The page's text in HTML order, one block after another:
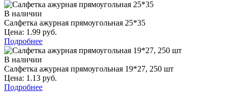
В наличии
Салфетка ажурная прямоугольная 25*35
Цена: 1.99 руб.
Подробнее
В наличии
Салфетка ажурная прямоугольная 19*27, 250 шт
Цена: 1.13 руб.
Подробнее